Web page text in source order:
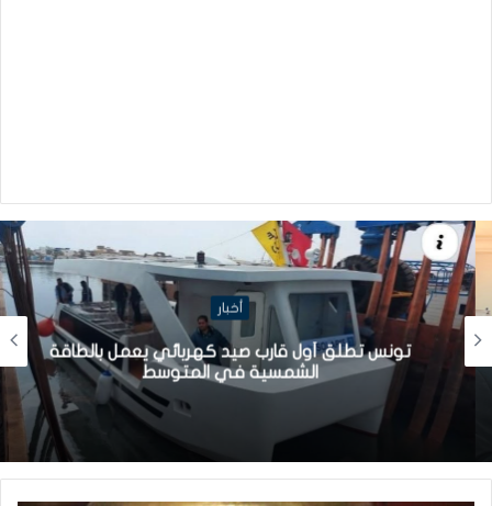
أخبار
تونس تطلق أول قارب صيد كهربائي يعمل بالطاقة
الشمسية في المتوسط